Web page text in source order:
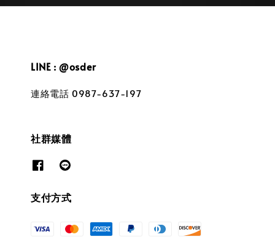
LINE : @osder
連絡電話 0987-637-197
社群媒體
支付方式